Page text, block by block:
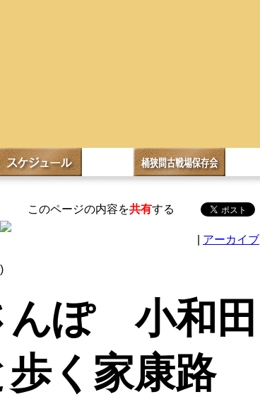
このページの内容を共有する
アーカイブ
)
んぽ 小和田
く家康路